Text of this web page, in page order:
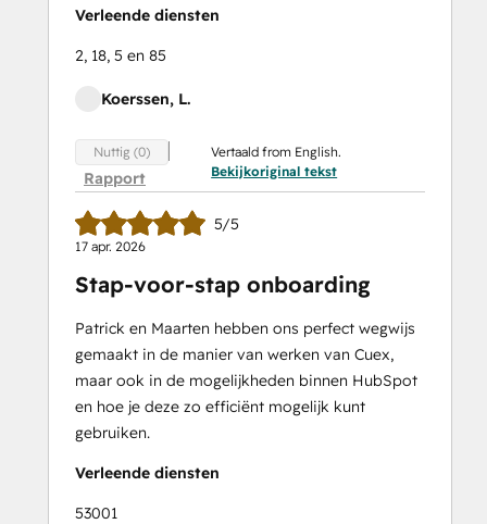
Verleende diensten
2, 18, 5 en 85
Koerssen, L.
Nuttig (0)
Rapport
Vertaald from English.
Bekijkoriginal tekst
5/5
17 apr. 2026
Stap-voor-stap onboarding
Patrick en Maarten hebben ons perfect wegwijs
gemaakt in de manier van werken van Cuex,
maar ook in de mogelijkheden binnen HubSpot
en hoe je deze zo efficiënt mogelijk kunt
gebruiken.
Verleende diensten
53001